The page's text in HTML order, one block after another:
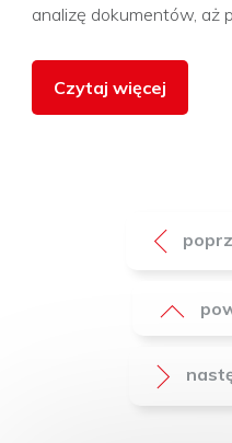
analizę dokumentów, aż
Czytaj więcej